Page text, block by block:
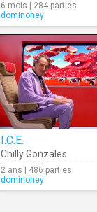
6 mois | 284 parties
dominohey
I.C.E.
Chilly Gonzales
2 ans | 486 parties
dominohey